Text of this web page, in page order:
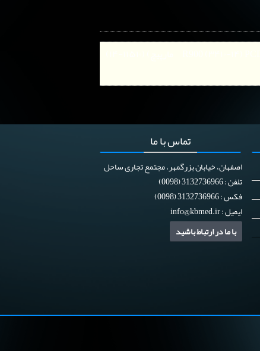
تماسبا ما
اصفهان، خیابان بزرگمهر، مجتمع تجاری ساحل
تلفن : 3132736966 (0098)
فکس : 3132736966 (0098)
ایمیل :info@kbmed.ir
با ما در ارتباط باشید